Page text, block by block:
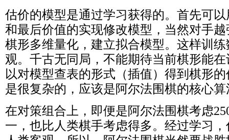
估价的模型是通过学习获得的。首先可
和最后价值的实现修改模型，当然对手
棋形多维量化，建立拟合模型。这样训
观。千古无同局，不能期待当前棋形能
以对模型查表的形式（插值）得到棋形
是很复杂的，应该是阿尔法围棋的核心算
在对策组合上，即便是阿尔法围棋考虑
一，也比人类棋手考虑得多。经过学习